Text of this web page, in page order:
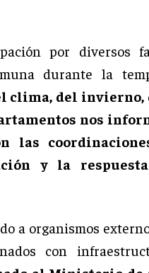
por diversos
durante la
clima, del invierno,
nos
las
y la
a organismos
con